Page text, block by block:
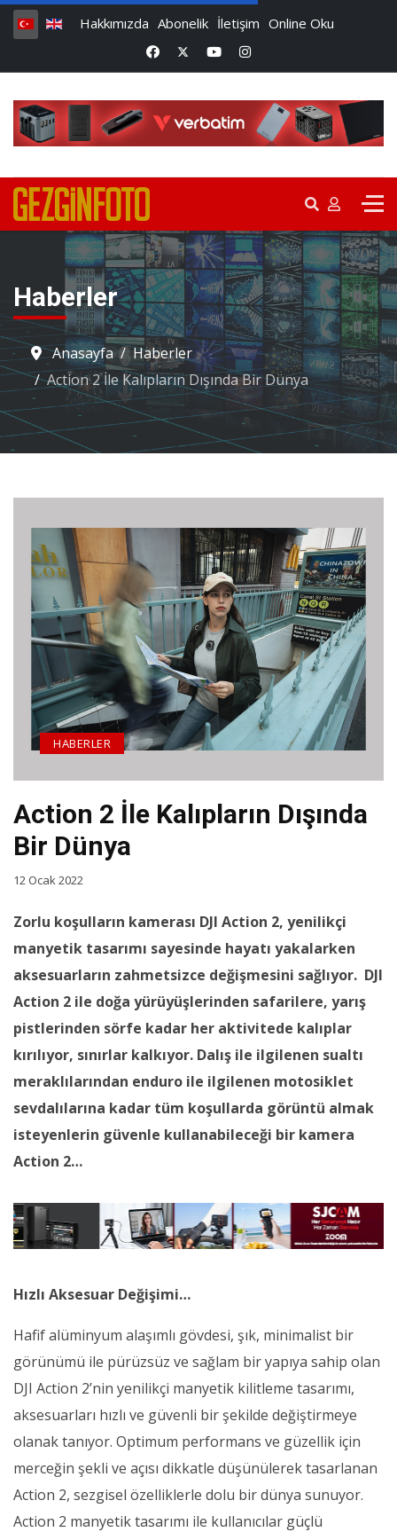
Hakkımızda Abonelik İletişim Online Oku
Haberler
Anasayfa
Haberler
Action 2 İle Kalıpların Dışında Bir Dünya
Action 2 İle Kalıpların Dışında
Bir Dünya
HABERLER
12 Ocak 2022
Zorlu koşulların kamerası DJI Action 2, yenilikçi
manyetik tasarımı sayesinde hayatı yakalarken
aksesuarların zahmetsizce değişmesini sağlıyor. DJI
Action 2 ile doğa yürüyüşlerinden safarilere, yarış
pistlerinden sörfe kadar her aktivitede kalıplar
kırılıyor, sınırlar kalkıyor. Dalış ile ilgilenen sualtı
meraklılarından enduro ile ilgilenen motosiklet
sevdalılarına kadar tüm koşullarda görüntü almak
isteyenlerin güvenle kullanabileceği bir kamera
Action 2…
Hızlı Aksesuar Değişimi…
Hafif alüminyum alaşımlı gövdesi, şık, minimalist bir
görünümü ile pürüzsüz ve sağlam bir yapıya sahip olan
DJI Action 2’nin yenilikçi manyetik kilitleme tasarımı,
aksesuarları hızlı ve güvenli bir şekilde değiştirmeye
olanak tanıyor. Optimum performans ve güzellik için
merceğin şekli ve açısı dikkatle düşünülerek tasarlanan
Action 2, sezgisel özelliklerle dolu bir dünya sunuyor.
Action 2 manyetik tasarımı ile kullanıcılar güçlü